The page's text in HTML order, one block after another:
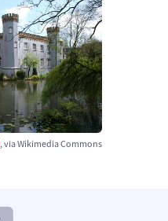
, via Wikimedia Commons